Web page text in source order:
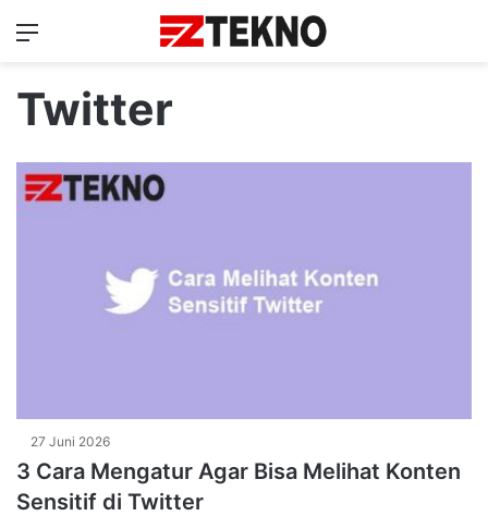
Twitter
27 Juni 2026
3 Cara Mengatur Agar Bisa Melihat Konten
Sensitif di Twitter